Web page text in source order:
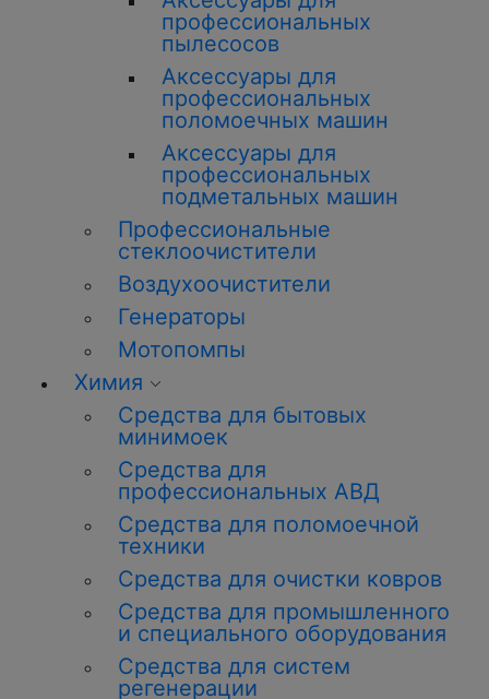
профессиональных
пылесосов
Аксессуары для
профессиональных
поломоечных машин
Аксессуары для
профессиональных
подметальных машин
Профессиональные
стеклоочистители
Воздухоочистители
Генераторы
Мотопомпы
Химия
Средства для бытовых
минимоек
Средства для
профессиональных АВД
Средства для поломоечной
техники
Средства для очистки ковров
Средства для промышленного
и специального оборудования
Средства для систем
регенерации